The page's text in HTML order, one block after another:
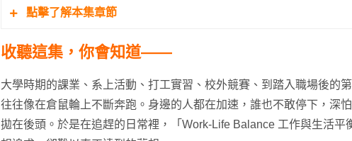
點擊了解本集章節
03:26 大學探索期忙什麼 課業社團實習打工樣樣來？
收聽這集，你會知道——
大學時期的課業、系上活動、打工實習、校外競賽、到踏入職場後的
往往像在倉鼠輪上不斷奔跑。身邊的人都在加速，誰也不敢停下，深
拋在後頭。於是在追趕的日常裡，「Work-Life Balance 工作與生活平